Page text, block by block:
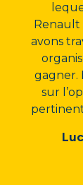
Renault
avons
gagner.
sur